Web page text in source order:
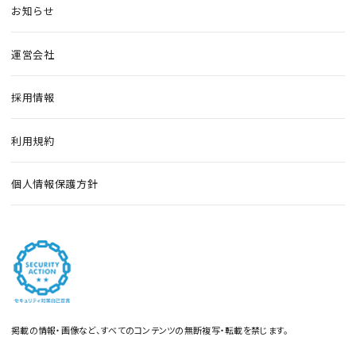
お知らせ
運営会社
採用情報
利用規約
個人情報保護方針
掲載の情報・画像など、すべてのコンテンツの無断複写・転載を禁じます。